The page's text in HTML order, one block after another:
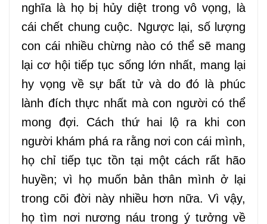
nghĩa là họ bị hủy diệt trong vô vọng, là
cái chết chung cuộc. Ngược lại, số lượng
con cái nhiều chừng nào có thể sẽ mang
lại cơ hội tiếp tục sống lớn nhất, mang lại
hy vọng về sự bất tử và do đó là phúc
lành đích thực nhất mà con người có thể
mong đợi. Cách thứ hai lộ ra khi con
người khám phá ra rằng nơi con cái mình,
họ chỉ tiếp tục tồn tại một cách rất hão
huyền; vì họ muốn bản thân mình ở lại
trong cõi đời này nhiều hơn nữa. Vì vậy,
họ tìm nơi nương náu trong ý tưởng về